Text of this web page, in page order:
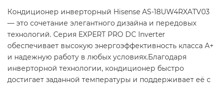
Кондиционер инверторный Hisense AS-18UW4RXATV03
— это сочетание элегантного дизайна и передовых
технологий. Серия EXPERT PRO DC Inverter
обеспечивает высокую энергоэффективность класса A+
и надежную работу в любых условиях.Благодаря
инверторной технологии, кондиционер быстро
достигает заданной температуры и поддерживает её с